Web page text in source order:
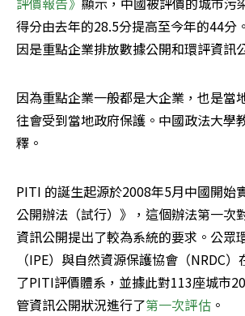
得分由去年的28.5分提高至今年的44分
因是重點企業排放數據公開和環評資訊
因為重點企業一般都是大企業，也是當
往會受到當地政府保護。中國政法大學
釋。
PITI 的誕生起源於2008年5月中國開始
公開辦法（試行）》，這個辦法第一次
資訊公開提出了較為系統的要求。公眾
（IPE）與自然資源保護協會（NRDC
了PITI評價體系，並據此對113座城市
管資訊公開狀況進行了第一次評估。